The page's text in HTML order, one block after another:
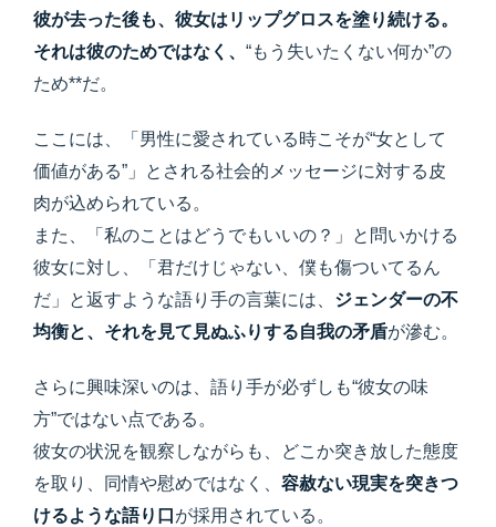
彼が去った後も、彼女はリップグロスを塗り続ける。
それは彼のためではなく、 “もう失いたくない何か”の
ため**だ。
ここには、「男性に愛されている時こそが“女として
価値がある”」とされる社会的メッセージに対する皮
肉が込められている。
また、「私のことはどうでもいいの？」と問いかける
彼女に対し、「君だけじゃない、僕も傷ついてるん
だ」と返すような語り手の言葉には、 ジェンダーの不
均衡と、それを見て見ぬふりする自我の矛盾が滲む。
さらに興味深いのは、語り手が必ずしも“彼女の味
方”ではない点である。
彼女の状況を観察しながらも、どこか突き放した態度
を取り、同情や慰めではなく、 容赦ない現実を突きつ
けるような語り口 が採用されている。